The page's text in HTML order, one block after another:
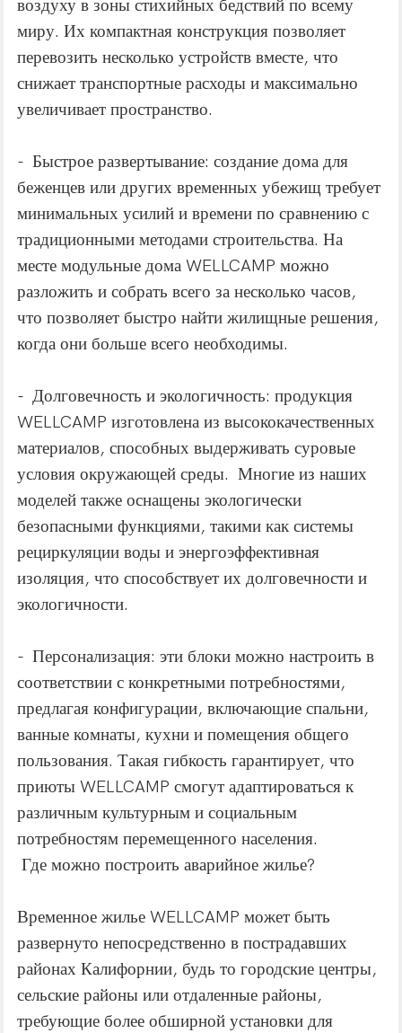
воздуху в зоны стихийных бедствий по всему
миру. Их компактная конструкция позволяет
перевозить несколько устройств вместе, что
снижает транспортные расходы и максимально
увеличивает пространство.
- Быстрое развертывание: создание дома для
беженцев или других временных убежищ требует
минимальных усилий и времени по сравнению с
традиционными методами строительства. На
месте модульные дома WELLCAMP можно
разложить и собрать всего за несколько часов,
что позволяет быстро найти жилищные решения,
когда они больше всего необходимы.
- Долговечность и экологичность: продукция
WELLCAMP изготовлена ​​из высококачественных
материалов, способных выдерживать суровые
условия окружающей среды. Многие из наших
моделей также оснащены экологически
безопасными функциями, такими как системы
рециркуляции воды и энергоэффективная
изоляция, что способствует их долговечности и
экологичности.
- Персонализация: эти блоки можно настроить в
соответствии с конкретными потребностями,
предлагая конфигурации, включающие спальни,
ванные комнаты, кухни и помещения общего
пользования. Такая гибкость гарантирует, что
приюты WELLCAMP смогут адаптироваться к
различным культурным и социальным
потребностям перемещенного населения.
Где можно построить аварийное жилье?
Временное жилье WELLCAMP может быть
развернуто непосредственно в пострадавших
районах Калифорнии, будь то городские центры,
сельские районы или отдаленные районы,
требующие более обширной установки для